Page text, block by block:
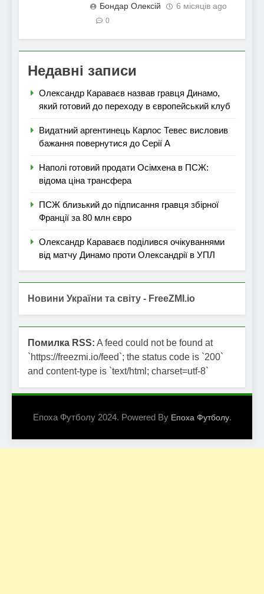
Бондар Олексій 6 місяців ago
0
Недавні записи
Олександр Караваєв назвав гравця Динамо,
який готовий до переходу в європейський клуб
Видатний аргентинець Карлос Тевес висловив
бажання повернутися до Серії А
Наполі готовий продати Осімхена в ПСЖ:
відома ціна трансфера
ПСЖ близький до підписання гравця збірної
Франції за 80 млн євро
Олександр Караваєв поділився очікуваннями
від матчу Динамо проти Олександрії в УПЛ
Новини України та світу - FreeZMI.io
Помилка RSS: A feed could not be found at
`https://freezmi.io/feed`; the status code is `200`
and content-type is `text/html; charset=utf-8`
Епоха Футболу 2024. Powered By Епоха Футболу.